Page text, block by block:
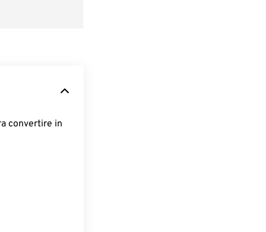
convertire in